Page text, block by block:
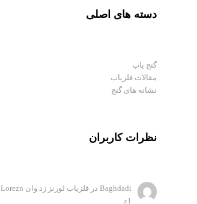
دسته های اصلی
گنج یاب
مقالات فلزیاب
نشانه های گنج
نظرات کاربران
Baghdadi در
فلزیاب لورنز زد وان Lorezn
z1